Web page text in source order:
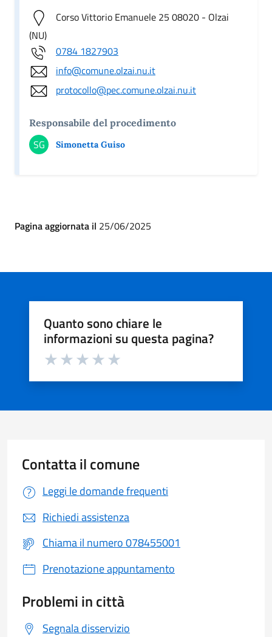
Corso Vittorio Emanuele 25 08020 - Olzai
(NU)
0784 1827903
info@comune.olzai.nu.it
protocollo@pec.comune.olzai.nu.it
Responsabile del procedimento
SG Simonetta Guiso
Pagina aggiornata il 25/06/2025
Quanto sono chiare le
informazioni su questa pagina?
Valuta da 1 a 5 stelle la pagina
Contatta il comune
Leggi le domande frequenti
Richiedi assistenza
Chiama il numero 078455001
Prenotazione appuntamento
Problemi in città
Segnala disservizio